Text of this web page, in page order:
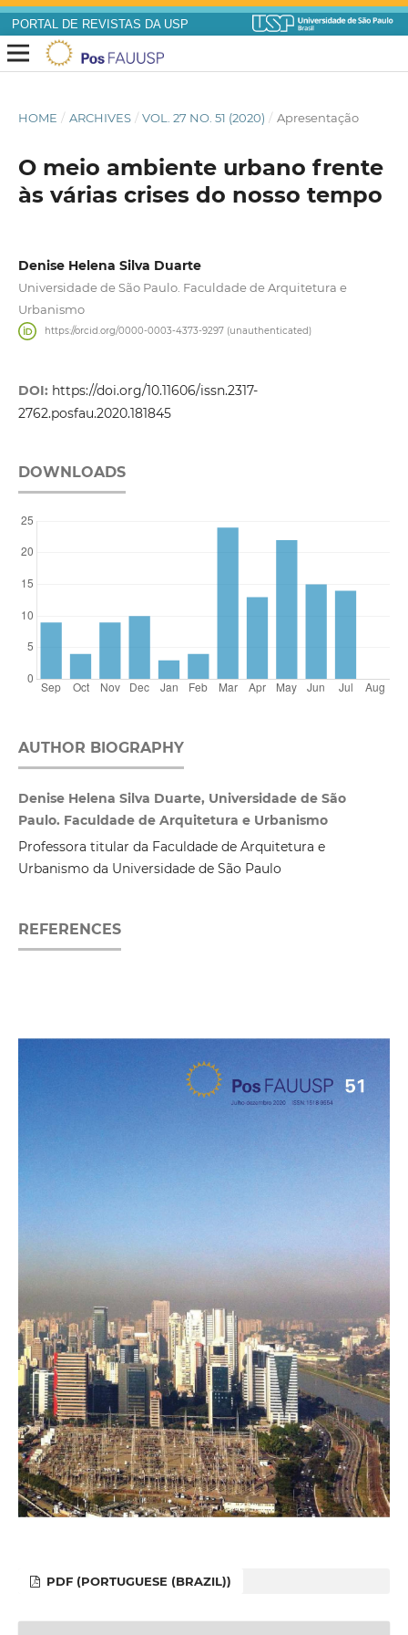
PORTAL DE REVISTAS DA USP
HOME / ARCHIVES / VOL. 27 NO. 51 (2020) / Apresentação
O meio ambiente urbano frente
às várias crises do nosso tempo
Denise Helena Silva Duarte
Universidade de São Paulo. Faculdade de Arquitetura e
Urbanismo
https://orcid.org/0000-0003-4373-9297 (unauthenticated)
DOI: https://doi.org/10.11606/issn.2317-
2762.posfau.2020.181845
DOWNLOADS
AUTHOR BIOGRAPHY
Denise Helena Silva Duarte, Universidade de São
Paulo. Faculdade de Arquitetura e Urbanismo
Professora titular da Faculdade de Arquitetura e
Urbanismo da Universidade de São Paulo
REFERENCES
PDF (PORTUGUESE (BRAZIL))